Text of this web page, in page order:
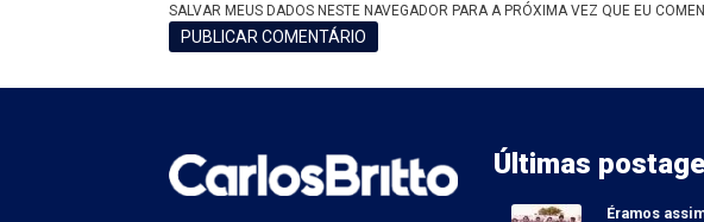
SALVAR MEUS DADOS NESTE NAVEGADOR PARA A PRÓXIMA VEZ QUE EU
Últimas
Éramos